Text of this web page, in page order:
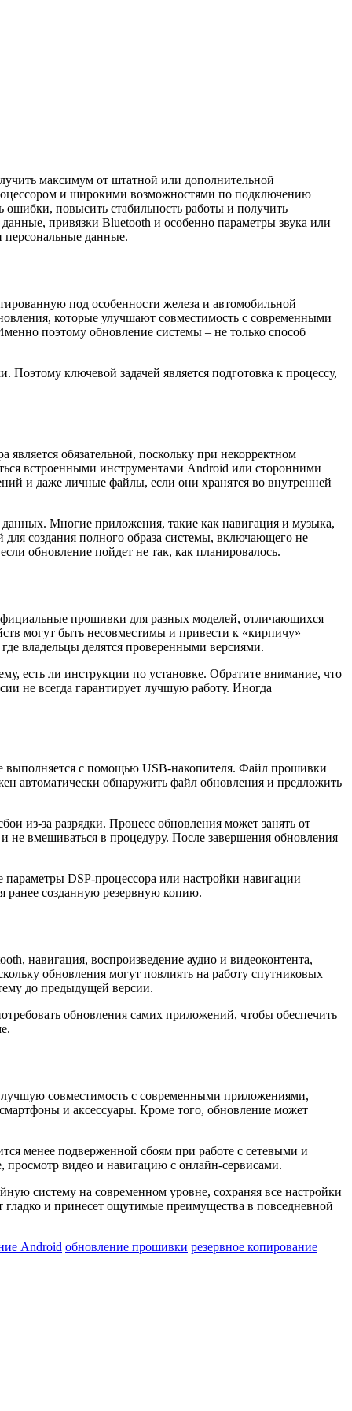
максимум от штатной или дополнительной
и широкими возможностями по подключению
ошибки, повысить стабильность работы и получить
привязки Bluetooth и особенно параметры звука или
персональные данные.
под особенности железа и автомобильной
которые улучшают совместимость с современными
поэтому обновление системы – не только способ
ключевой задачей является подготовка к процессу,
обязательной, поскольку при некорректном
встроенными инструментами Android или сторонними
и даже личные файлы, если они хранятся во внутренней
данных. Многие приложения, такие как навигация и музыка,
создания полного образа системы, включающего не
обновление пойдет не так, как планировалось.
прошивки для разных моделей, отличающихся
могут быть несовместимы и привести к «кирпичу»
владельцы делятся проверенными версиями.
есть ли инструкции по установке. Обратите внимание, что
не всегда гарантирует лучшую работу. Иногда
выполняется с помощью USB-накопителя. Файл прошивки
автоматически обнаружить файл обновления и предложить
из-за разрядки. Процесс обновления может занять от
не вмешиваться в процедуру. После завершения обновления
DSP-процессора или настройки навигации
ранее созданную резервную копию.
навигация, воспроизведение аудио и видеоконтента,
обновления могут повлиять на работу спутниковых
до предыдущей версии.
обновления самих приложений, чтобы обеспечить
совместимость с современными приложениями,
и аксессуары. Кроме того, обновление может
менее подверженной сбоям при работе с сетевыми и
просмотр видео и навигацию с онлайн-сервисами.
систему на современном уровне, сохраняя все настройки
и принесет ощутимые преимущества в повседневной
Android обновление прошивки резервное копирование